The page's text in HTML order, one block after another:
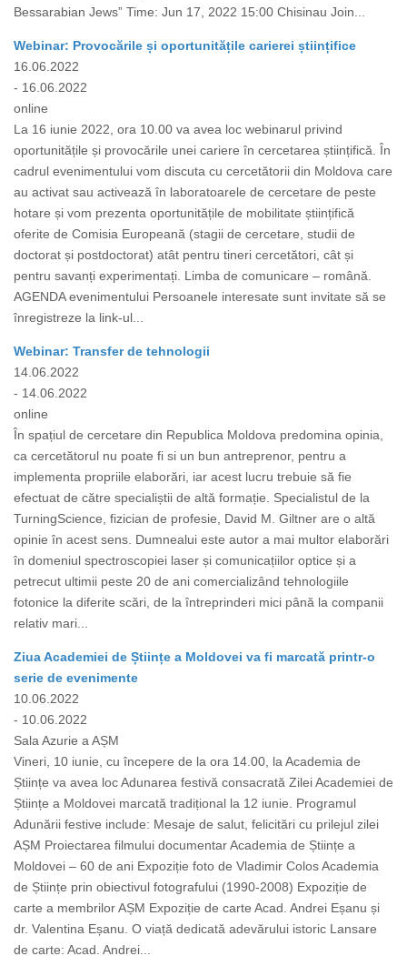
Bessarabian Jews” Time: Jun 17, 2022 15:00 Chisinau Join...
Webinar: Provocările și oportunitățile carierei științifice
16.06.2022
- 16.06.2022
online
La 16 iunie 2022, ora 10.00 va avea loc webinarul privind
oportunitățile și provocările unei cariere în cercetarea științifică. În
cadrul evenimentului vom discuta cu cercetătorii din Moldova care
au activat sau activează în laboratoarele de cercetare de peste
hotare și vom prezenta oportunitățile de mobilitate științifică
oferite de Comisia Europeană (stagii de cercetare, studii de
doctorat și postdoctorat) atât pentru tineri cercetători, cât și
pentru savanți experimentați. Limba de comunicare – română.
AGENDA evenimentului Persoanele interesate sunt invitate să se
înregistreze la link-ul...
Webinar: Transfer de tehnologii
14.06.2022
- 14.06.2022
online
În spațiul de cercetare din Republica Moldova predomina opinia,
ca cercetătorul nu poate fi si un bun antreprenor, pentru a
implementa propriile elaborări, iar acest lucru trebuie să fie
efectuat de către specialiștii de altă formație. Specialistul de la
TurningScience, fizician de profesie, David M. Giltner are o altă
opinie în acest sens. Dumnealui este autor a mai multor elaborări
în domeniul spectroscopiei laser și comunicațiilor optice și a
petrecut ultimii peste 20 de ani comercializând tehnologiile
fotonice la diferite scări, de la întreprinderi mici până la companii
relativ mari...
Ziua Academiei de Științe a Moldovei va fi marcată printr-o
serie de evenimente
10.06.2022
- 10.06.2022
Sala Azurie a AȘM
Vineri, 10 iunie, cu începere de la ora 14.00, la Academia de
Științe va avea loc Adunarea festivă consacrată Zilei Academiei de
Științe a Moldovei marcată tradițional la 12 iunie. Programul
Adunării festive include: Mesaje de salut, felicitări cu prilejul zilei
AȘM Proiectarea filmului documentar Academia de Științe a
Moldovei – 60 de ani Expoziție foto de Vladimir Colos Academia
de Științe prin obiectivul fotografului (1990-2008) Expoziție de
carte a membrilor AȘM Expoziție de carte Acad. Andrei Eșanu și
dr. Valentina Eșanu. O viață dedicată adevărului istoric Lansare
de carte: Acad. Andrei...